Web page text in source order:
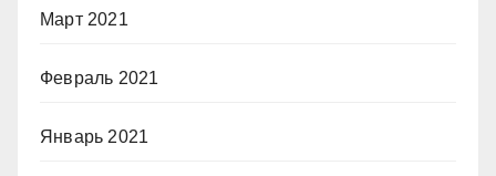
Март 2021
Февраль 2021
Январь 2021